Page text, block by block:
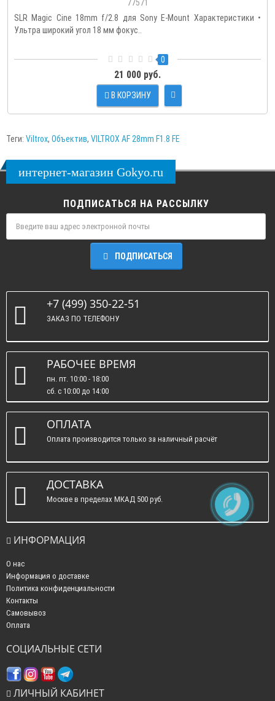
77571
SLR Magic Cine 18mm f/2.8 для Sony E-Mount Характеристики •
Ультра широкий угол 18 мм фокус..
0
21 000 руб.
В КОРЗИНУ
Теги: Viltrox, Объектив, VILTROX AF 28mm F1.8 FE
интернет-магазин Gokyo.ru
ПОДПИСАТЬСЯ НА РАССЫЛКУ
ПОДПИСАТЬСЯ
+7 (499) 350-22-51
ЗАКАЗ ПО ТЕЛЕФОНУ
РАБОЧЕЕ ВРЕМЯ
пн. пт. 10:00 - 18:00
сб. c 10:00 до 14:00
вс. : выходные.
ОПЛАТА
Оплата производится только за наличный расчёт
ДОСТАВКА
Москве в пределах МКАД 500 руб.
ИНФОРМАЦИЯ
О нас
Информация о доставке
Политика конфиденциальности
Контакты
Самовывоз
Оплата
СОЦИАЛЬНЫЕ СЕТИ
ЛИЧНЫЙ КАБИНЕТ